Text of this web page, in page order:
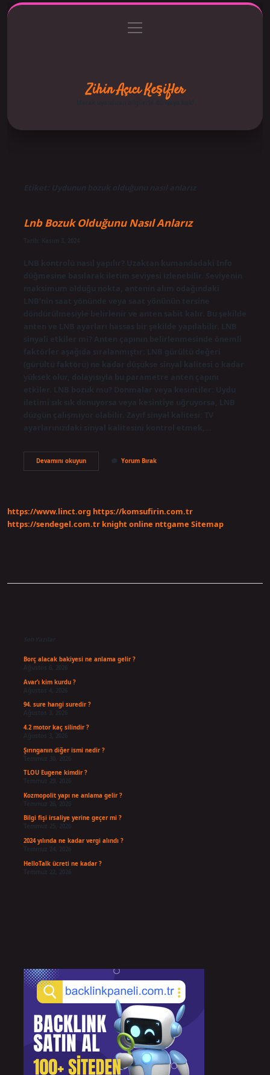
Gizlilik Politikası
menüyü
aç
Zihin Açıcı Keşifler
Merak uyandıran bilgilerle dünyaya bak!
Etiket: Uydunun bozuk olduğunu nasıl anlarız
Lnb Bozuk Olduğunu Nasıl Anlarız
LNB kontrolü nasıl yapılır? Uzaktan kumandadaki Info
düğmesine basılarak iletim seviyesi izlenebilir. Seviyenin
maksimum olduğu nokta, antenin alım odağındaki
LNB’nin saat yönünde veya saat yönünün tersine
döndürülmesiyle belirlenir ve anten sabit kalır. Bu şekilde
anten ve LNB ayarları hassas bir şekilde yapılabilir. LNB
sinyali etkiler mi? Anten çapının belirlenmesinde önemli
faktörler aşağıda sıralanmıştır: LNB gürültü değeri
(gürültü faktörü) ne kadar düşükse sinyal kalitesi o kadar
yüksek olur, dolayısıyla bu parametre anten çapını
etkiler. LNB bozuk mu? Donmalar veya kesintiler: Uydu
iletimi sık sık donuyorsa veya kesintiye uğruyorsa, LNB
düzgün çalışmıyor olabilir. Zayıf sinyal kalitesi: TV
ayarlarınızdaki sinyal kalitesini kontrol etmek,…
Devamını okuyunLnb
Bozuk
Yorum Bırak
https://www.linct.org https://komsufirin.com.tr
https://sendegel.com.tr knight online nttgame Sitemap
Son Yazılar
Borç alacak bakiyesi ne anlama gelir ?
Ağustos 6, 2026
Avar’ı kim kurdu ?
Ağustos 4, 2026
94. sure hangi suredir ?
Ağustos 3, 2026
4.2 motor kaç silindir ?
Ağustos 3, 2026
Şırınganın diğer ismi nedir ?
TLOU Eugene kimdir ?
Temmuz 29, 2026
Kozmopolit yapı ne anlama gelir ?
Bilgi fişi irsaliye yerine geçer mi ?
Temmuz 25, 2026
2024 yılında ne kadar vergi alındı ?
HelloTalk ücreti ne kadar ?